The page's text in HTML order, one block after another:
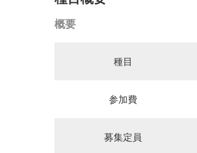
概要
種目
参加費
募集定員